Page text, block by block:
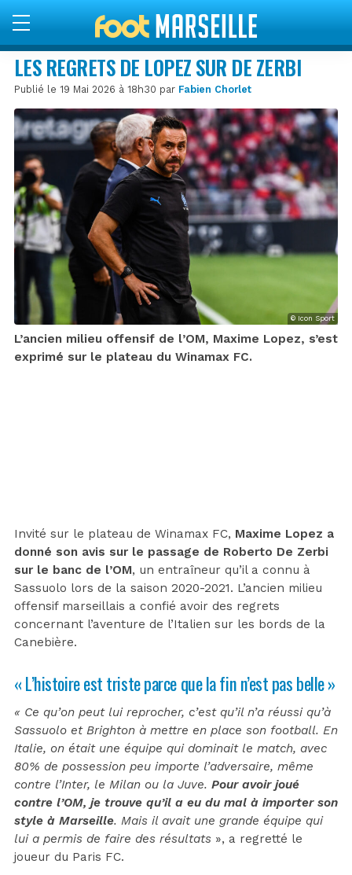
LES REGRETS DE LOPEZ SUR DE ZERBI
Publié le 19 Mai 2026 à 18h30 par Fabien Chorlet
© Icon Sport
L’ancien milieu offensif de l’OM, Maxime Lopez, s’est
exprimé sur le plateau du Winamax FC.
Invité sur le plateau de Winamax FC, Maxime Lopez a
donné son avis sur le passage de Roberto De Zerbi
sur le banc de l’OM, un entraîneur qu’il a connu à
Sassuolo lors de la saison 2020-2021. L’ancien milieu
offensif marseillais a confié avoir des regrets
concernant l’aventure de l’Italien sur les bords de la
Canebière.
« L’histoire est triste parce que la fin n’est pas belle »
« Ce qu’on peut lui reprocher, c’est qu’il n’a réussi qu’à
Sassuolo et Brighton à mettre en place son football. En
Italie, on était une équipe qui dominait le match, avec
80% de possession peu importe l’adversaire, même
contre l’Inter, le Milan ou la Juve. Pour avoir joué
contre l’OM, je trouve qu’il a eu du mal à importer son
style à Marseille. Mais il avait une grande équipe qui
lui a permis de faire des résultats », a regretté le
joueur du Paris FC.